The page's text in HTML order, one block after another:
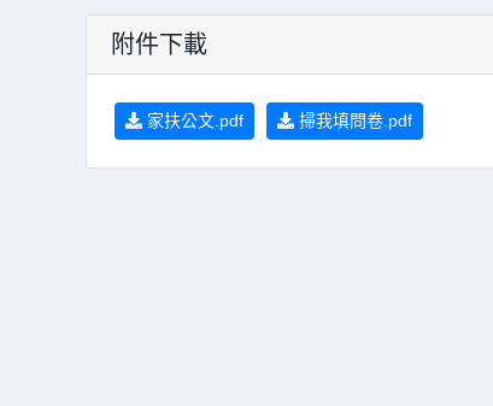
附件下載
家扶公文.pdf 掃我填問卷.pdf